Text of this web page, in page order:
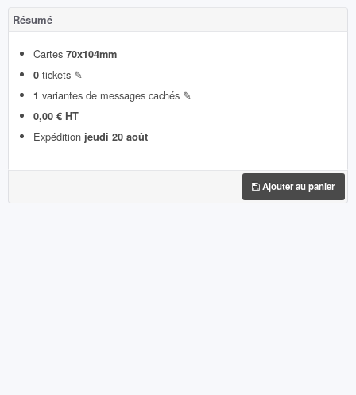
Résumé
Cartes 70x104mm
0 tickets ✎
1 variantes de messages cachés ✎
0,00 € HT
Expédition jeudi 20 août
Ajouter au panier